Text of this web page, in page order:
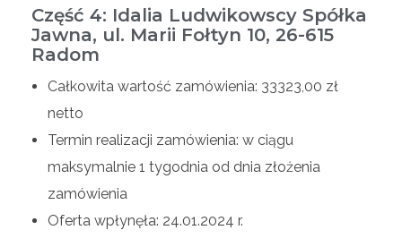
Część 4: Idalia Ludwikowscy Spółka
Jawna, ul. Marii Fołtyn 10, 26-615
Radom
Całkowita wartość zamówienia: 33323,00 zł
netto
Termin realizacji zamówienia: w ciągu
maksymalnie 1 tygodnia od dnia złożenia
zamówienia
Oferta wpłynęła: 24.01.2024 r.